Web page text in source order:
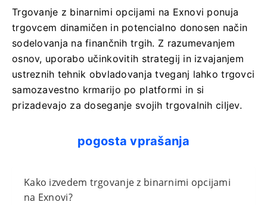
Trgovanje z binarnimi opcijami na Exnovi ponuja
trgovcem dinamičen in potencialno donosen način
sodelovanja na finančnih trgih. Z razumevanjem
osnov, uporabo učinkovitih strategij in izvajanjem
ustreznih tehnik obvladovanja tveganj lahko trgovci
samozavestno krmarijo po platformi in si
prizadevajo za doseganje svojih trgovalnih ciljev.
pogosta vprašanja
Kako izvedem trgovanje z binarnimi opcijami
na Exnovi?